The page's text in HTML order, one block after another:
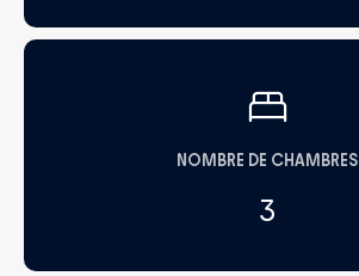
NOMBRE DE CHAMBRES
3